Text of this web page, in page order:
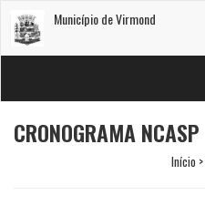
Município de Virmond
CRONOGRAMA NCASP
Início